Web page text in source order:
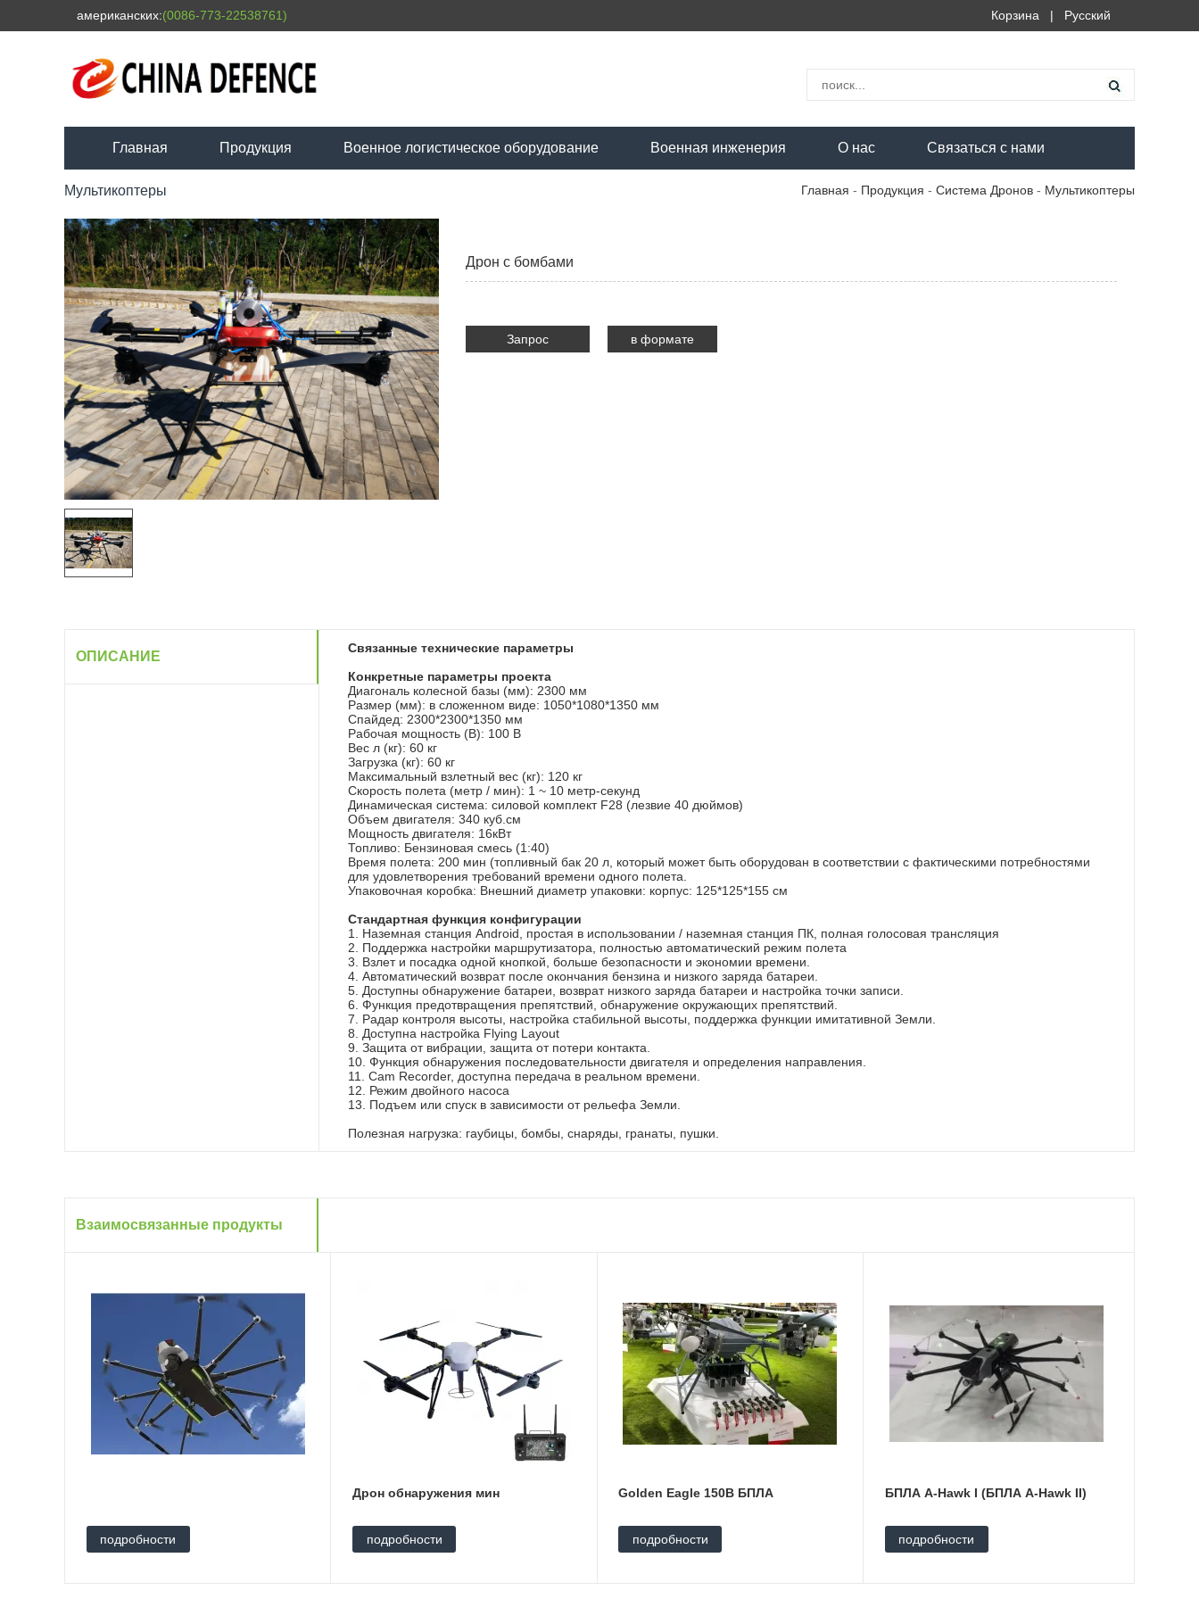
американских:(0086-773-22538761) Русский
|
Корзина
Главная Продукция Военное логистическое оборудование Военная инженерия О нас Связаться с нами
Мультикоптеры Главная - Продукция - Система Дронов - Мультикоптеры
Дрон с бомбами
Запрос
в формате
ОПИСАНИЕ
Связанные технические параметры
Конкретные параметры проекта
Диагональ колесной базы (мм): 2300 мм
Размер (мм): в сложенном виде: 1050*1080*1350 мм
Спайдед: 2300*2300*1350 мм
Рабочая мощность (В): 100 В
Вес л (кг): 60 кг
Загрузка (кг): 60 кг
Максимальный взлетный вес (кг): 120 кг
Скорость полета (метр / мин): 1 ~ 10 метр-секунд
Динамическая система: силовой комплект F28 (лезвие 40 дюймов)
Объем двигателя: 340 куб.см
Мощность двигателя: 16кВт
Топливо: Бензиновая смесь (1:40)
Время полета: 200 мин (топливный бак 20 л, который может быть оборудован в соответствии с фактическими потребностями
для удовлетворения требований времени одного полета.
Упаковочная коробка: Внешний диаметр упаковки: корпус: 125*125*155 см
Стандартная функция конфигурации
1. Наземная станция Android, простая в использовании / наземная станция ПК, полная голосовая трансляция
2. Поддержка настройки маршрутизатора, полностью автоматический режим полета
3. Взлет и посадка одной кнопкой, больше безопасности и экономии времени.
4. Автоматический возврат после окончания бензина и низкого заряда батареи.
5. Доступны обнаружение батареи, возврат низкого заряда батареи и настройка точки записи.
6. Функция предотвращения препятствий, обнаружение окружающих препятствий.
7. Радар контроля высоты, настройка стабильной высоты, поддержка функции имитативной Земли.
8. Доступна настройка Flying Layout
9. Защита от вибрации, защита от потери контакта.
10. Функция обнаружения последовательности двигателя и определения направления.
11. Cam Recorder, доступна передача в реальном времени.
12. Режим двойного насоса
13. Подъем или спуск в зависимости от рельефа Земли.
Полезная нагрузка: гаубицы, бомбы, снаряды, гранаты, пушки.
Взаимосвязанные продукты
подробности
Дрон обнаружения мин
подробности
Golden Eagle 150B БПЛА
подробности
БПЛА A-Hawk I (БПЛА A-Hawk II)
подробности